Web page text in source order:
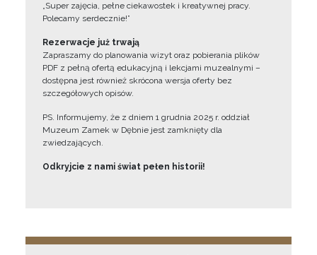
„Super zajęcia, pełne ciekawostek i kreatywnej pracy.
Polecamy serdecznie!”
Rezerwacje już trwają
Zapraszamy do planowania wizyt oraz pobierania plików
PDF z pełną ofertą edukacyjną i lekcjami muzealnymi –
dostępna jest również skrócona wersja oferty bez
szczegółowych opisów.
PS. Informujemy, że z dniem 1 grudnia 2025 r. oddział
Muzeum Zamek w Dębnie jest zamknięty dla
zwiedzających.
Odkryjcie z nami świat pełen historii!